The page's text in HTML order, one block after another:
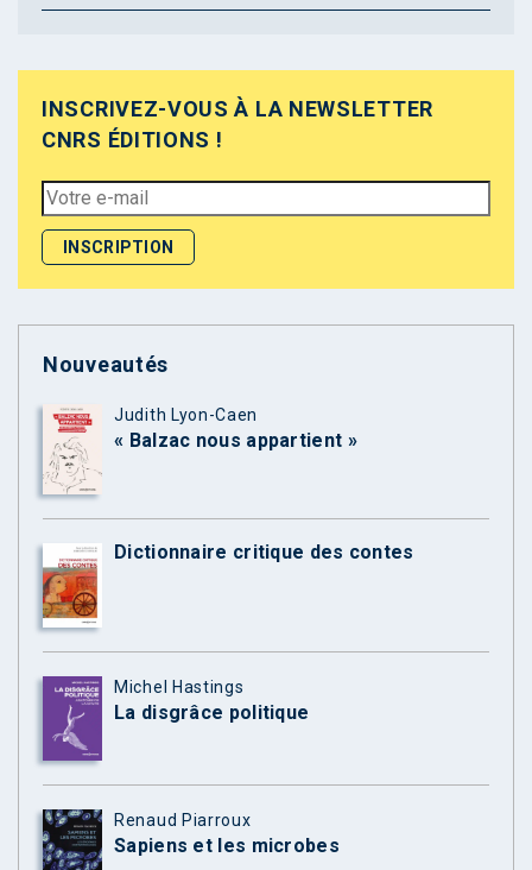
INSCRIVEZ-VOUS À LA NEWSLETTER
CNRS ÉDITIONS !
Nouveautés
Judith Lyon-Caen
« Balzac nous appartient »
Dictionnaire critique des contes
Michel Hastings
La disgrâce politique
Renaud Piarroux
Sapiens et les microbes